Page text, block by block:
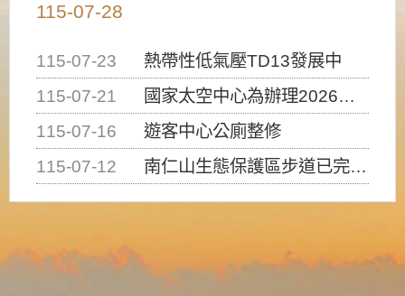
115-07-28
115-07-23
熱帶性低氣壓TD13發展中
115-07-21
國家太空中心為辦理2026台灣盃火箭競賽，陸、海、空域警戒及協調相關事宜，因颱風備案事宜
115-07-16
遊客中心公廁整修
115-07-12
南仁山生態保護區步道已完成修復，自115年7月13日（星期一）起恢復開放入園，歡迎民眾依規定申請入園....